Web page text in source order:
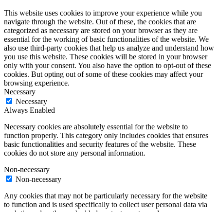
This website uses cookies to improve your experience while you
navigate through the website. Out of these, the cookies that are
categorized as necessary are stored on your browser as they are
essential for the working of basic functionalities of the website. We
also use third-party cookies that help us analyze and understand how
you use this website. These cookies will be stored in your browser
only with your consent. You also have the option to opt-out of these
cookies. But opting out of some of these cookies may affect your
browsing experience.
Necessary
Necessary
Always Enabled
Necessary cookies are absolutely essential for the website to
function properly. This category only includes cookies that ensures
basic functionalities and security features of the website. These
cookies do not store any personal information.
Non-necessary
Non-necessary
Any cookies that may not be particularly necessary for the website
to function and is used specifically to collect user personal data via